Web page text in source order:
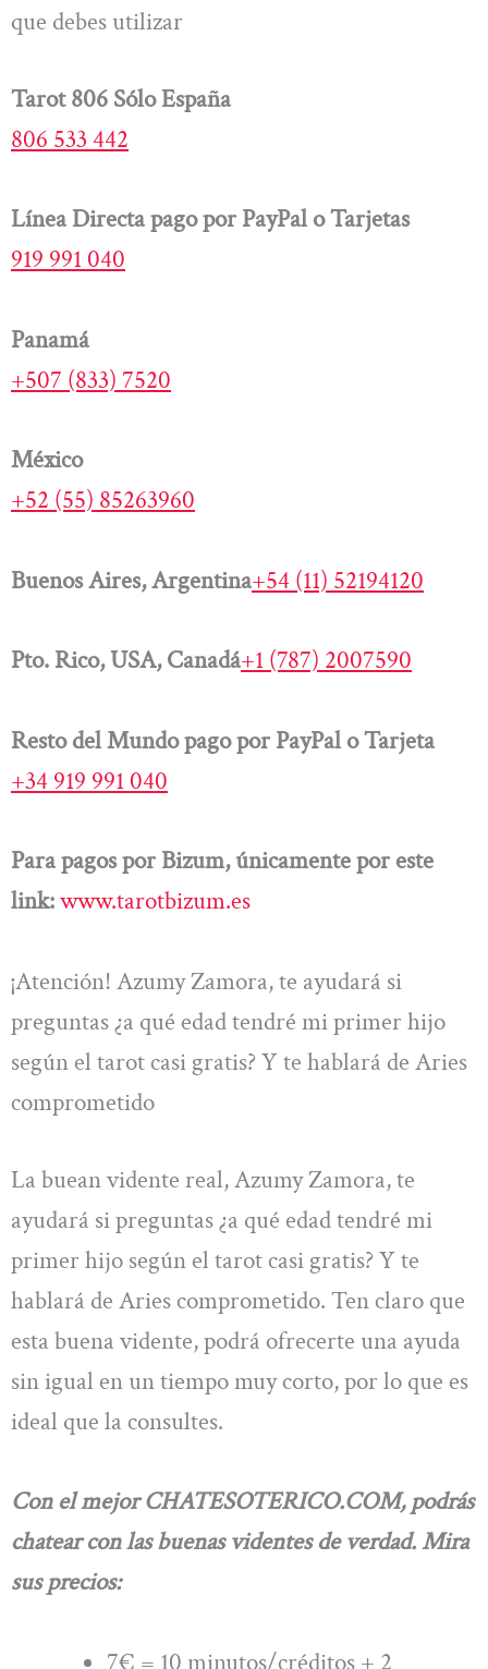
que debes utilizar
Tarot 806 Sólo España
806 533 442
Línea Directa pago por PayPal o Tarjetas
919 991 040
Panamá
+507 (833) 7520
México
+52 (55) 85263960
Buenos Aires, Argentina+54 (11) 52194120
Pto. Rico, USA, Canadá+1 (787) 2007590
Resto del Mundo pago por PayPal o Tarjeta
+34 919 991 040
Para pagos por Bizum, únicamente por este
link:www.tarotbizum.es
¡Atención! Azumy Zamora, te ayudará si
preguntas ¿a qué edad tendré mi primer hijo
según el tarot casi gratis? Y te hablará de Aries
comprometido
La buean vidente real, Azumy Zamora, te
ayudará si preguntas ¿a qué edad tendré mi
primer hijo según el tarot casi gratis? Y te
hablará de Aries comprometido. Ten claro que
esta buena vidente, podrá ofrecerte una ayuda
sin igual en un tiempo muy corto, por lo que es
ideal que la consultes.
Con el mejor CHATESOTERICO.COM, podrás
chatear con las buenas videntes de verdad. Mira
sus precios:
7€ = 10 minutos/créditos + 2